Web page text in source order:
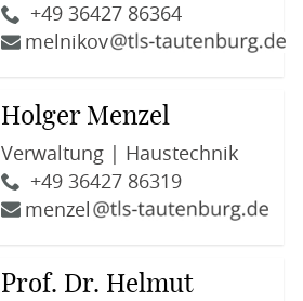
+49 36427 86364
melnikov
Holger Menzel
Verwaltung | Haustechnik
+49 36427 86319
menzel
Prof. Dr. Helmut